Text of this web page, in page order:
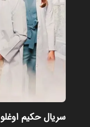
سریال حکیم اوغلو